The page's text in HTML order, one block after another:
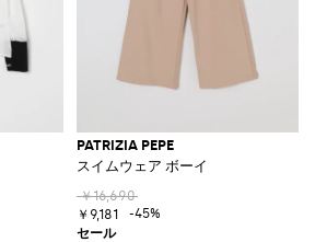
PATRIZIA PEPE
スイムウェア ボーイ
￥16,690
￥9,181
-45%